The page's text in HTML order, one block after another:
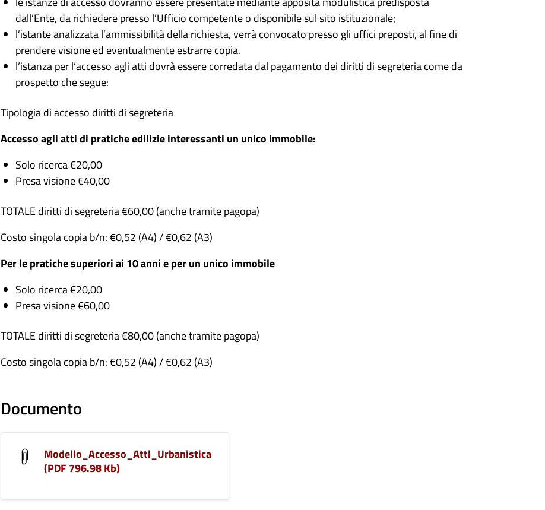
dall’Ente, da richiedere presso l’Ufficio competente o disponibile sul sito istituzionale;
l’istante analizzata l’ammissibilità della richiesta, verrà convocato presso gli uffici preposti, al fine di
prendere visione ed eventualmente estrarre copia.
l’istanza per l’accesso agli atti dovrà essere corredata dal pagamento dei diritti di segreteria come da
prospetto che segue:
Tipologia di accesso diritti di segreteria
Accesso agli atti di pratiche edilizie interessanti un unico immobile:
Solo ricerca €20,00
Presa visione €40,00
TOTALE diritti di segreteria €60,00 (anche tramite pagopa)
Costo singola copia b/n: €0,52 (A4) / €0,62 (A3)
Per le pratiche superiori ai 10 anni e per un unico immobile
Solo ricerca €20,00
Presa visione €60,00
TOTALE diritti di segreteria €80,00 (anche tramite pagopa)
Costo singola copia b/n: €0,52 (A4) / €0,62 (A3)
Documento
Modello_Accesso_Atti_Urbanistica
(PDF 796.98 Kb)